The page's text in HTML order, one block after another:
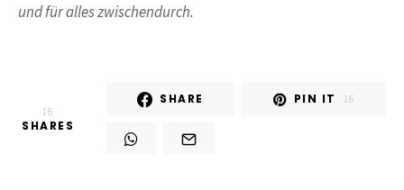
und für alles zwischendurch.
16
SHARES
SHARE PIN IT 16